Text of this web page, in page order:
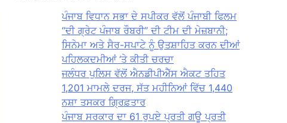
ਪੰਜਾਬ ਵਿਧਾਨ ਸਭਾ ਦੇ ਸਪੀਕਰ ਵੱਲੋਂ ਪੰਜਾਬੀ ਫਿਲਮ
“ਦੀ ਗ੍ਰੇਟ ਪੰਜਾਬ ਰੌਬਰੀ” ਦੀ ਟੀਮ ਦੀ ਮੇਜ਼ਬਾਨੀ;
ਸਿਨੇਮਾ ਅਤੇ ਸੈਰ-ਸਪਾਟੇ ਨੂੰ ਉਤਸ਼ਾਹਿਤ ਕਰਨ ਦੀਆਂ
ਪਹਿਲਕਦਮੀਆਂ ‘ਤੇ ਕੀਤੀ ਚਰਚਾ
ਜਲੰਧਰ ਪੁਲਿਸ ਵੱਲੋਂ ਐਨਡੀਪੀਐੱਸ ਐਕਟ ਤਹਿਤ
1,201 ਮਾਮਲੇ ਦਰਜ, ਸੱਤ ਮਹੀਨਿਆਂ ਵਿੱਚ 1,440
ਨਸ਼ਾ ਤਸਕਰ ਗ੍ਰਿਫ਼ਤਾਰ
ਪੰਜਾਬ ਸਰਕਾਰ ਦਾ 61 ਰੁਪਏ ਪ੍ਰਤੀ ਗਊ ਪ੍ਰਤੀ